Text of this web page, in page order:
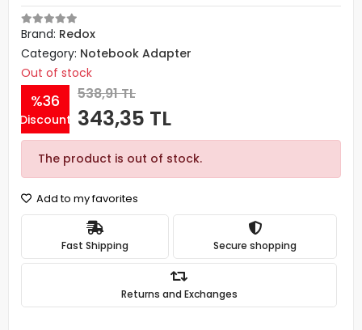
Brand: Redox
Category: Notebook Adapter
Out of stock
%36
Discount
538,91 TL
343,35 TL
The product is out of stock.
Add to my favorites
Fast Shipping Secure shopping
Returns and Exchanges